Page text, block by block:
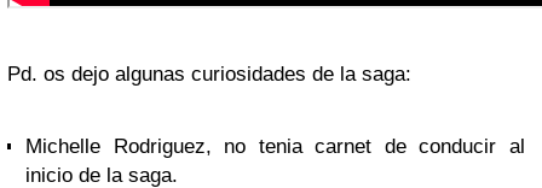
Pd. os dejo algunas curiosidades de la saga:
Michelle Rodriguez, no tenia carnet de conducir al
inicio de la saga.